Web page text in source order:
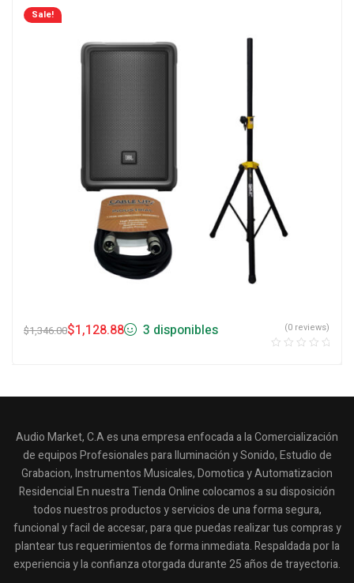
Sale!
$1,346.00$1,128.88 3 disponibles (0 reviews)
Audio Market, C.A es una empresa enfocada a la Comercialización
de equipos Profesionales para Iluminación y Sonido, Estudio de
Grabacion, Instrumentos Musicales, Domotica y Automatizacion
Residencial En nuestra Tienda Online colocamos a su disposición
todos nuestros productos y servicios de una forma segura,
funcional y facil de accesar, para que puedas realizar tus compras y
plantear tus requerimientos de forma inmediata. Respaldada por la
experiencia y la confianza otorgada durante 25 años de trayectoria.